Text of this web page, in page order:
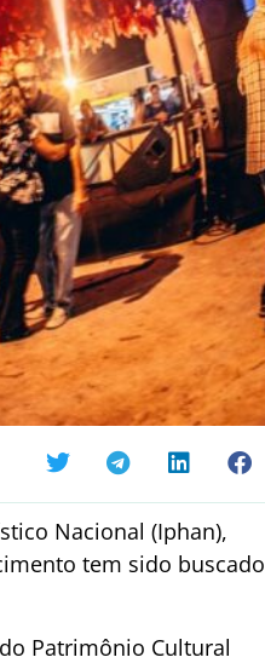
Nacional (Iphan),
tem sido buscado
Patrimônio Cultural